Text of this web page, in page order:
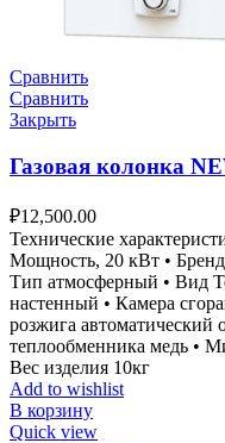
Сравнить
Сравнить
Закрыть
Газовая колонка
₽12,500.00
Технические
Мощность, 20 кВт •
Тип атмосферный • Вид
настенный • Камера
розжига автоматический
теплообменника медь •
Вес изделия 10кг
Add to wishlist
В корзину
Quick view